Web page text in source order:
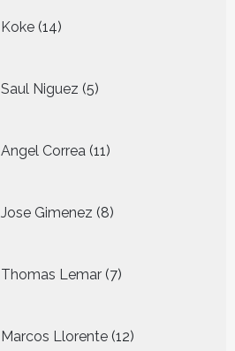
Koke 14
producten
Saul Niguez 5
producten
Angel Correa 11
producten
Jose Gimenez 8
producten
Thomas Lemar 7
producten
Marcos Llorente 12
producten